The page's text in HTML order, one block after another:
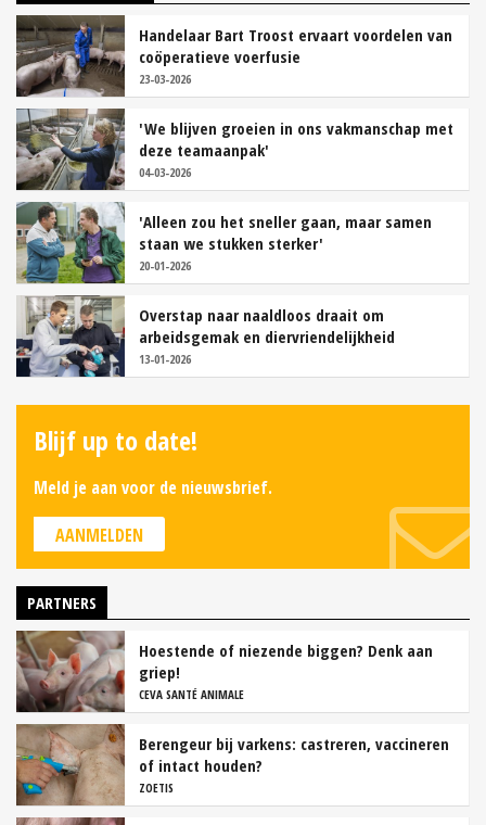
Handelaar Bart Troost ervaart voordelen van
coöperatieve voerfusie
23-03-2026
'We blijven groeien in ons vakmanschap met
deze teamaanpak'
04-03-2026
'Alleen zou het sneller gaan, maar samen
staan we stukken sterker'
20-01-2026
Overstap naar naaldloos draait om
arbeidsgemak en diervriendelijkheid
13-01-2026
Blijf up to date!
Meld je aan voor de nieuwsbrief.
AANMELDEN
PARTNERS
Hoestende of niezende biggen? Denk aan
griep!
CEVA SANTÉ ANIMALE
Berengeur bij varkens: castreren, vaccineren
of intact houden?
ZOETIS